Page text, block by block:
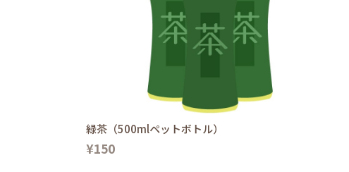
緑茶（500mlペットボトル）
¥150